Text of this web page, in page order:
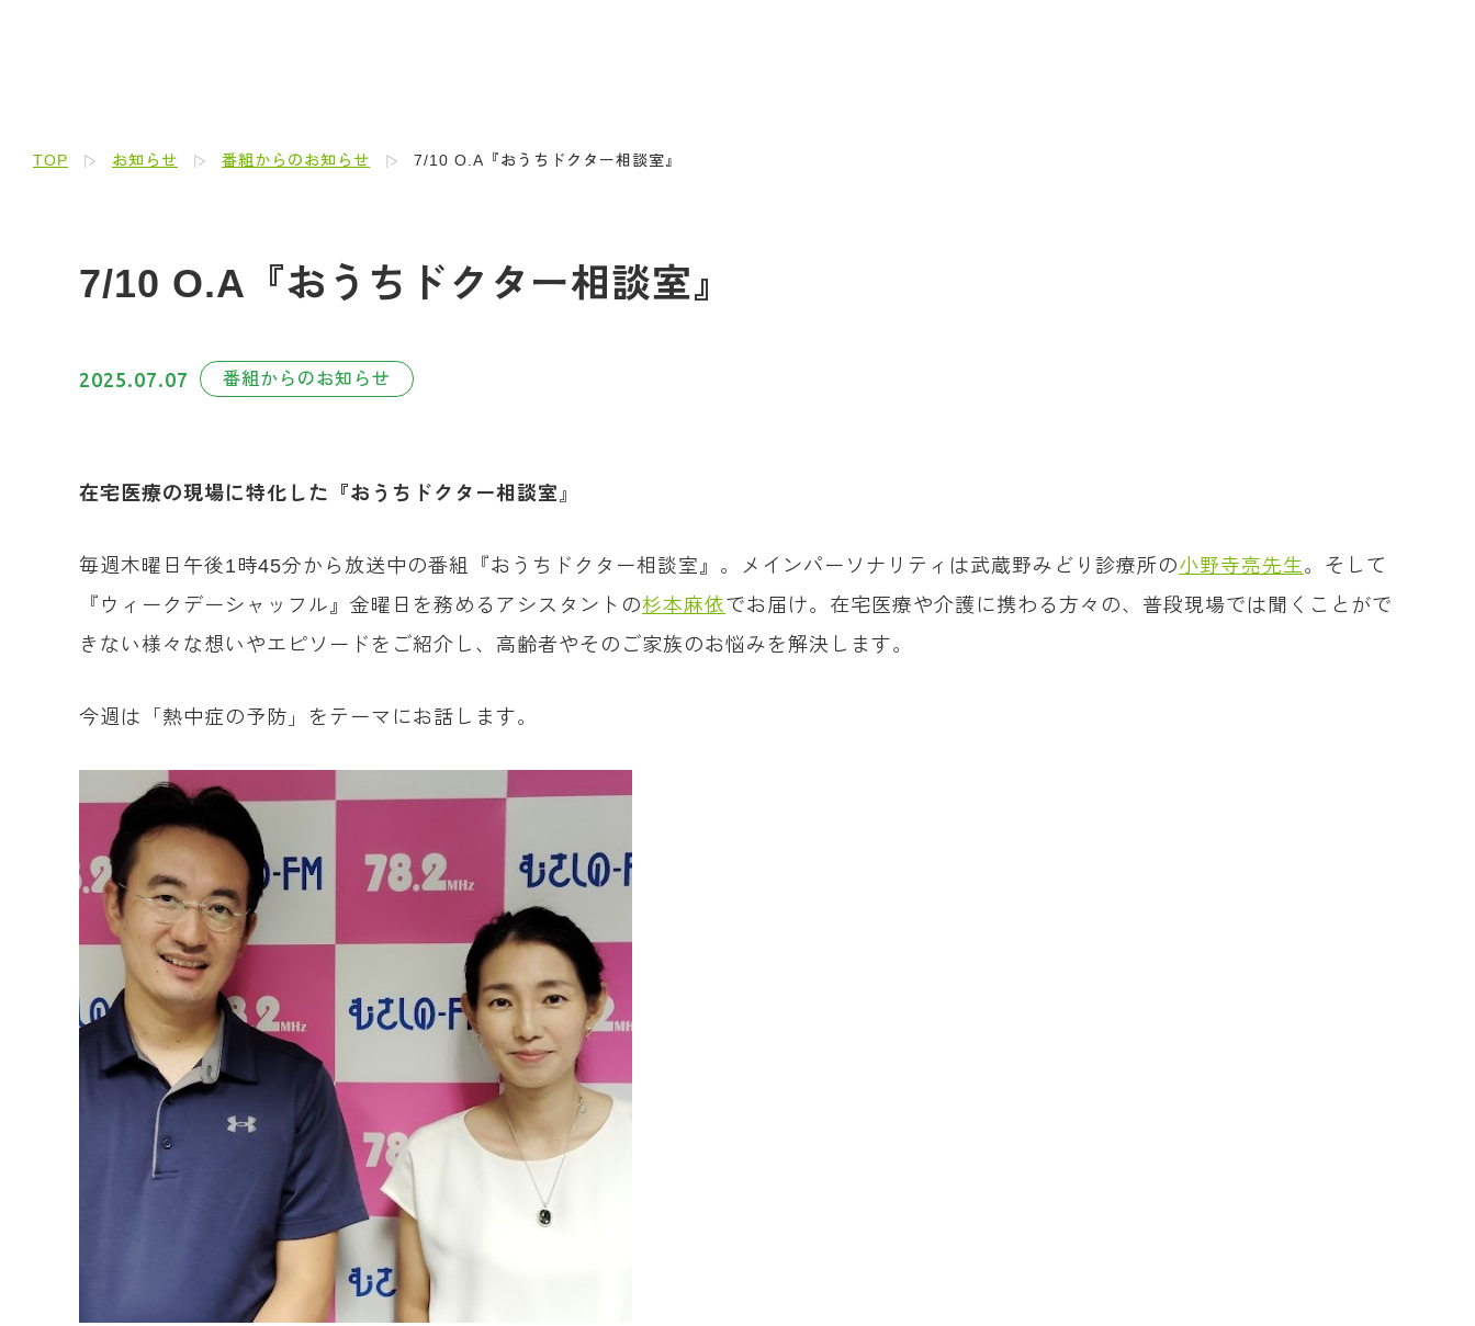
TOP お知らせ 番組からのお知らせ 7/10 O.A『おうちドクター相談室』
7/10 O.A『おうちドクター相談室』
2025.07.07 番組からのお知らせ
在宅医療の現場に特化した『おうちドクター相談室』
毎週木曜日午後1時45分から放送中の番組『おうちドクター相談室』。メインパーソナリティは武蔵野みどり診療所の小野寺亮先生。そして
『ウィークデーシャッフル』金曜日を務めるアシスタントの杉本麻依でお届け。在宅医療や介護に携わる方々の、普段現場では聞くことがで
きない様々な想いやエピソードをご紹介し、高齢者やそのご家族のお悩みを解決します。
今週は「熱中症の予防」をテーマにお話します。